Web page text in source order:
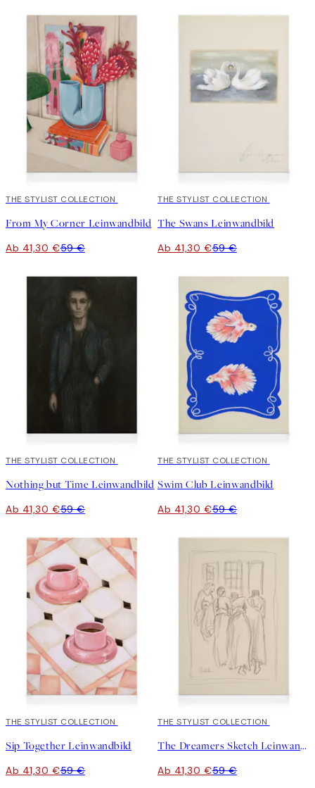
30%*
THE STYLIST COLLECTION
From My Corner Leinwandbild
Ab 41,30 €59 €
30%*
THE STYLIST COLLECTION
The Swans Leinwandbild
Ab 41,30 €59 €
30%*
THE STYLIST COLLECTION
Nothing but Time Leinwandbild
Ab 41,30 €59 €
30%*
THE STYLIST COLLECTION
Swim Club Leinwandbild
Ab 41,30 €59 €
30%*
THE STYLIST COLLECTION
Sip Together Leinwandbild
Ab 41,30 €59 €
30%*
THE STYLIST COLLECTION
The Dreamers Sketch Leinwandbild
Ab 41,30 €59 €